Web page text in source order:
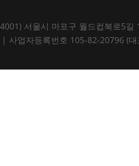
서울시 마포구 월드컵북로5
업자등록번호 105-82-20796 (대